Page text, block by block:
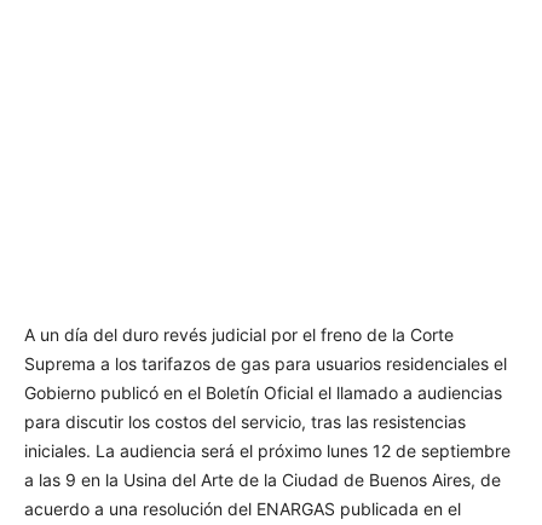
A un día del duro revés judicial por el freno de la Corte
Suprema a los tarifazos de gas para usuarios residenciales el
Gobierno publicó en el Boletín Oficial el llamado a audiencias
para discutir los costos del servicio, tras las resistencias
iniciales. La audiencia será el próximo lunes 12 de septiembre
a las 9 en la Usina del Arte de la Ciudad de Buenos Aires, de
acuerdo a una resolución del ENARGAS publicada en el